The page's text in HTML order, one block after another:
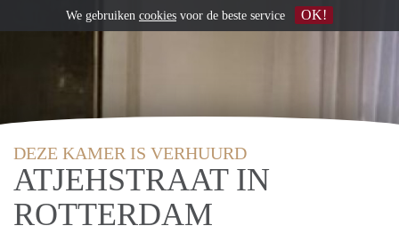
DEZE KAMER IS VERHUURD
ATJEHSTRAAT IN
ROTTERDAM
We gebruiken cookies voor de beste service OK!